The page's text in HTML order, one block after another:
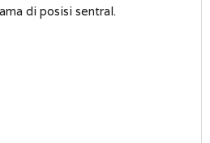
di posisi sentral.